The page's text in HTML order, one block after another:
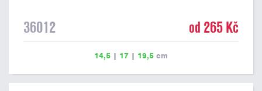
36012 od 265 Kč
14,5 | 17 | 19,5 cm